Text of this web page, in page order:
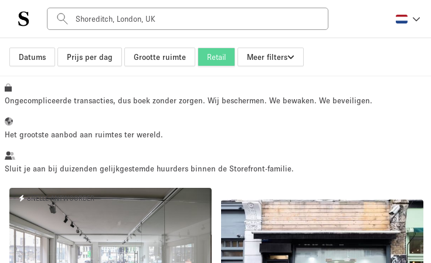
Datums Prijs per dag Grootte ruimte Retail Meer filters
Type ruimte Advertentieruimte
Boot
Kantoorruimte
Kraampje / Marktkraam
Markt / Festival
Ongecompliceerde transacties, dus boek zonder zorgen. Wij beschermen. We bewaken. We beveiligen.
Het grootste aanbod aan ruimtes ter wereld.
Sluit je aan bij duizenden gelijkgestemde huurders binnen de Storefront-familie.
SNELLE ANTWOORDER